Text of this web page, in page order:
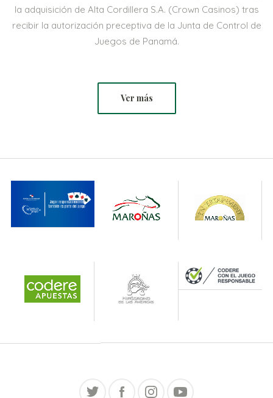
la adquisición de Alta Cordillera S.A. (Crown Casinos) tras
recibir la autorización preceptiva de la Junta de Control de
Juegos de Panamá.
Ver más